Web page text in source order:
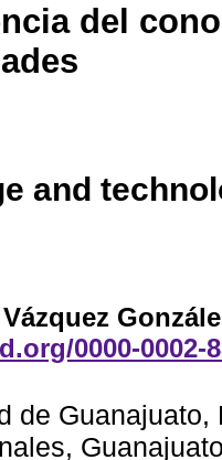
del
and
0000-0002-
de